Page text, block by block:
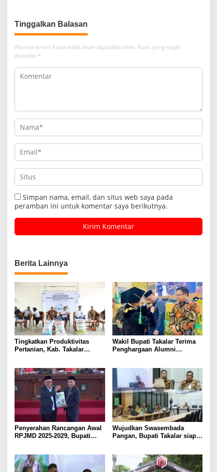
Tinggalkan Balasan
Alamat email Anda tidak akan dipublikasikan. Ruas yang wajib
ditandai *
Simpan nama, email, dan situs web saya pada
peramban ini untuk komentar saya berikutnya.
Berita Lainnya
Tingkatkan Produktivitas
Pertanian, Kab. Takalar
29 Ribu Ton
Wakil Bupati Takalar Terima
Penghargaan Alumni
Penyerahan Rancangan Awal
RPJMD 2025-2029, Bupati
Muwujudkan Kesejahteraan
Masyarakat
Wujudkan Swasembada
Pangan, Bupati Takalar siap
Lahan dan Bantuan Alsintan